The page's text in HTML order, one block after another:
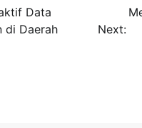
Data
di Daerah
Next: